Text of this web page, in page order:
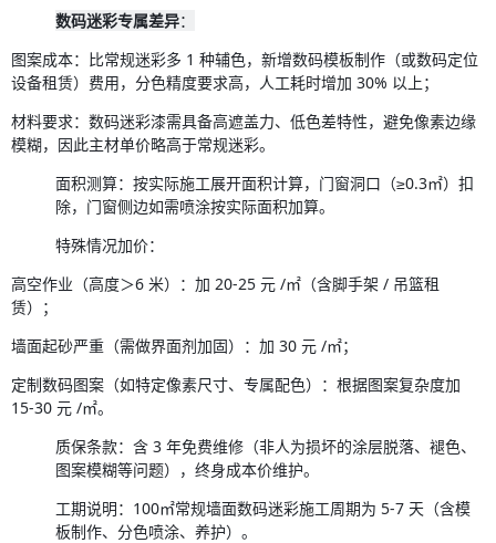
数码迷彩专属差异：
图案成本：比常规迷彩多 1 种辅色，新增数码模板制作（或数码定位
设备租赁）费用，分色精度要求高，人工耗时增加 30% 以上；
材料要求：数码迷彩漆需具备高遮盖力、低色差特性，避免像素边缘
模糊，因此主材单价略高于常规迷彩。
面积测算：按实际施工展开面积计算，门窗洞口（≥0.3㎡）扣
除，门窗侧边如需喷涂按实际面积加算。
特殊情况加价：
高空作业（高度＞6 米）：加 20-25 元 /㎡（含脚手架 / 吊篮租
赁）；
墙面起砂严重（需做界面剂加固）：加 30 元 /㎡；
定制数码图案（如特定像素尺寸、专属配色）：根据图案复杂度加
15-30 元 /㎡。
质保条款：含 3 年免费维修（非人为损坏的涂层脱落、褪色、
图案模糊等问题），终身成本价维护。
工期说明：100㎡常规墙面数码迷彩施工周期为 5-7 天（含模
板制作、分色喷涂、养护）。